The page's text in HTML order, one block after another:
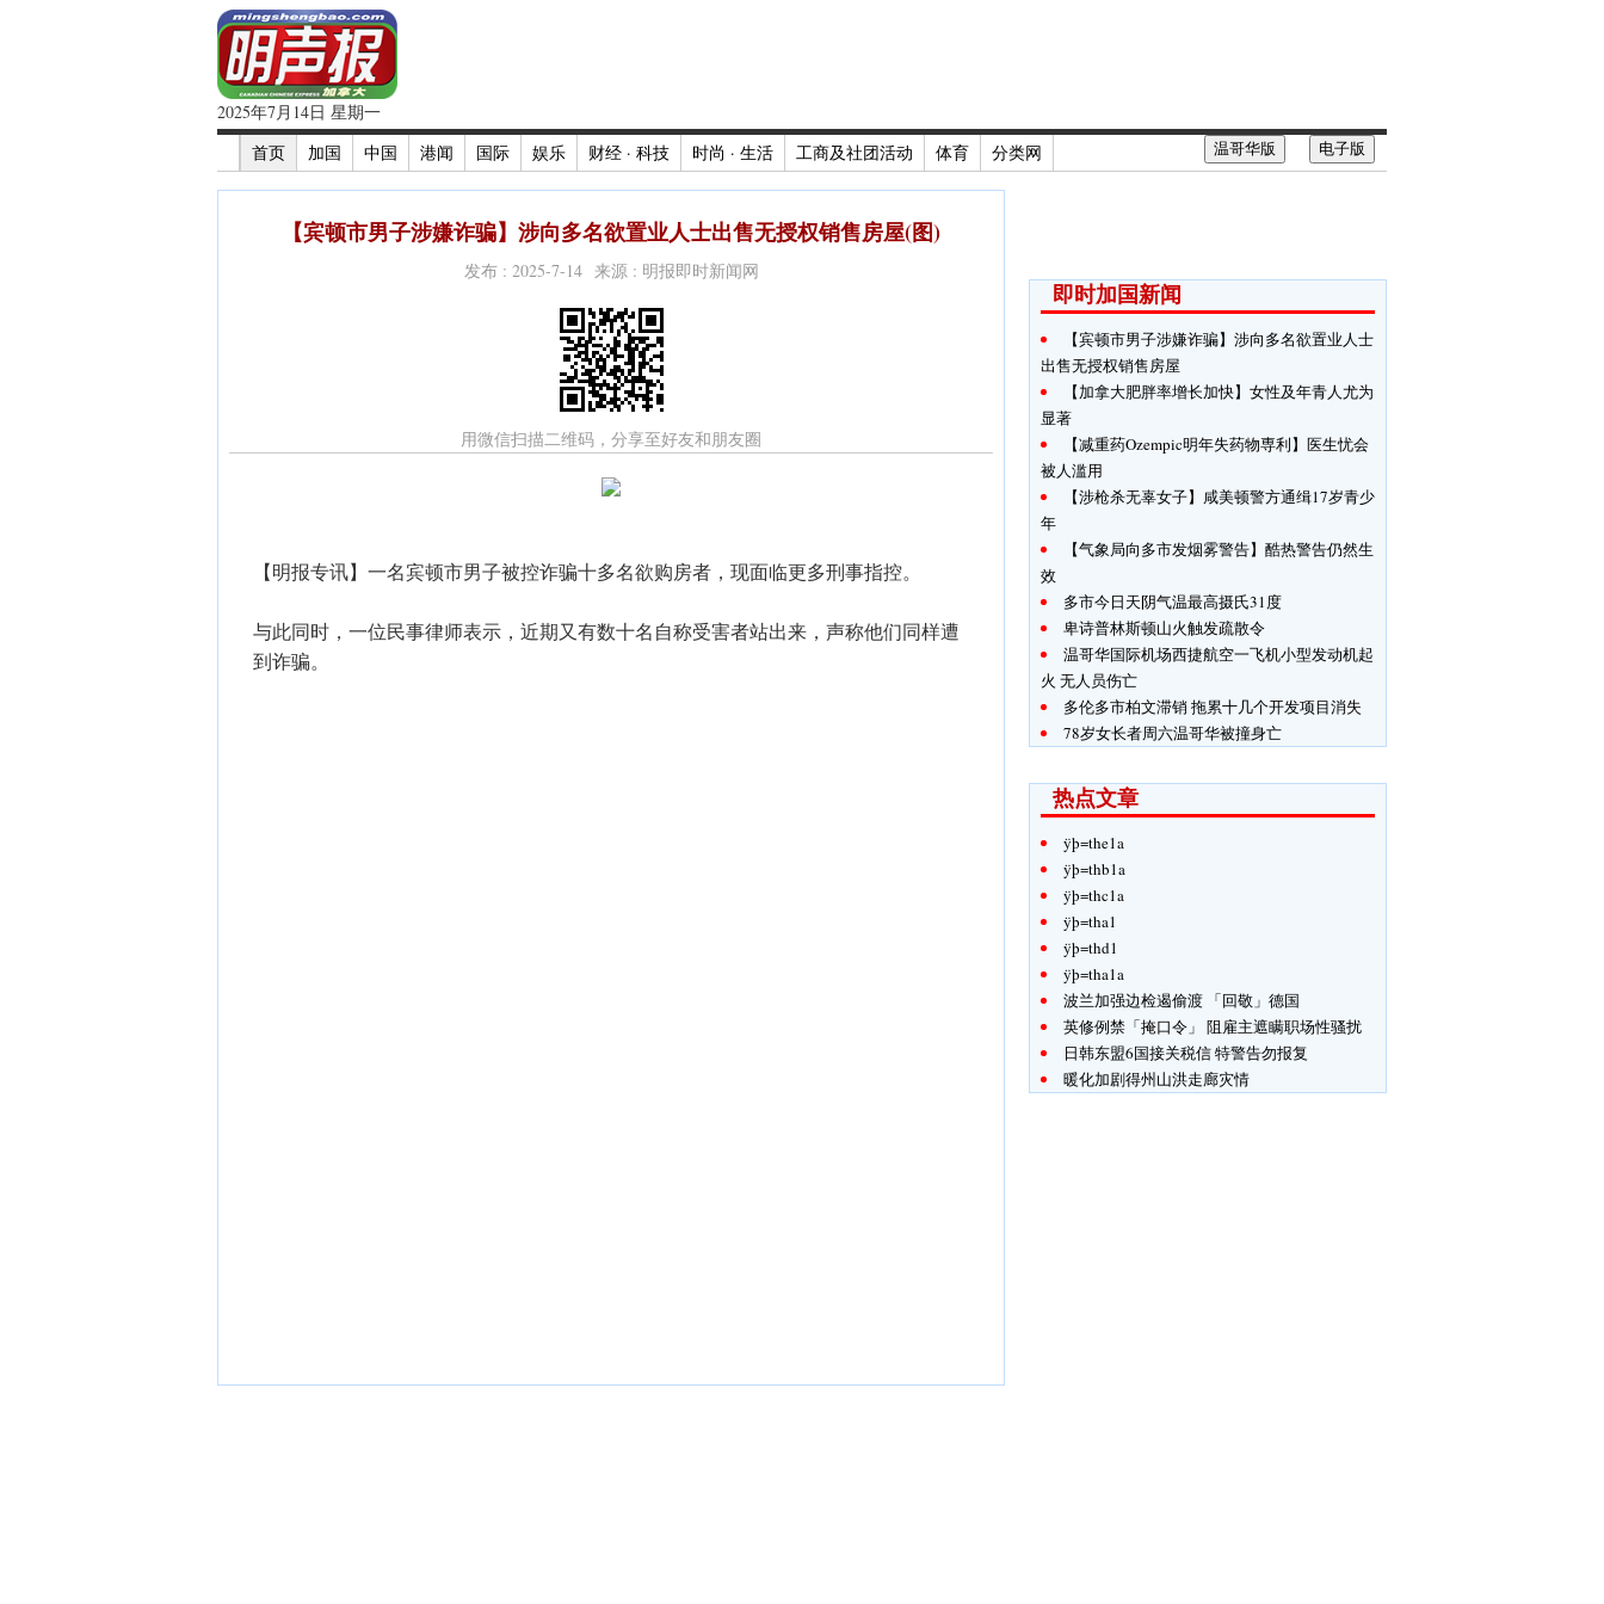
2025年7月14日 星期一
首页
加国 中国 港闻 国际 娱乐 财经 · 科技 时尚 · 生活 工商及社团活动 体育 分类网 电子版
温哥华版
【宾顿市男子涉嫌诈骗】涉向多名欲置业人士出售无授权销售房屋(图)
发布 : 2025-7-14 来源 : 明报即时新闻网
用微信扫描二维码，分享至好友和朋友圈
【明报专讯】一名宾顿市男子被控诈骗十多名欲购房者，现面临更多刑事指控。
与此同时，一位民事律师表示，近期又有数十名自称受害者站出来，声称他们同样遭
到诈骗。
即时加国新闻
【宾顿市男子涉嫌诈骗】涉向多名欲置业人士
出售无授权销售房屋
【加拿大肥胖率增长加快】女性及年青人尤为
显著
【减重药Ozempic明年失药物専利】医生忧会
被人滥用
【涉枪杀无辜女子】咸美顿警方通缉17岁青少
年
【气象局向多市发烟雾警告】酷热警告仍然生
效
多市今日天阴气温最高摄氏31度
卑诗普林斯顿山火触发疏散令
温哥华国际机场西捷航空一飞机小型发动机起
火 无人员伤亡
多伦多市柏文滞销 拖累十几个开发项目消失
78岁女长者周六温哥华被撞身亡
热点文章
ÿþ=the1a
ÿþ=thb1a
ÿþ=thc1a
ÿþ=tha1
ÿþ=thd1
ÿþ=tha1a
波兰加强边检遏偷渡 「回敬」德国
英修例禁「掩口令」 阻雇主遮瞒职场性骚扰
日韩东盟6国接关税信 特警告勿报复
暖化加剧得州山洪走廊灾情